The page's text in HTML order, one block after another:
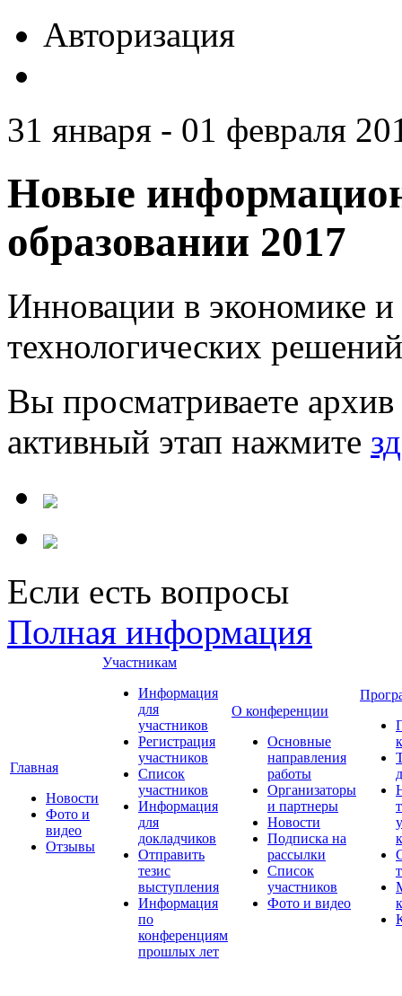
Авторизация
31 января - 01 февраля
Новые
образовании 2017
Инновации в экономике и
технологических
Вы просматриваете
активный этап нажмите
Если есть вопросы
Полная информация
Главная
Новости
Фото и
видео
Отзывы
Участникам
Информация
для
участников
Регистрация
участников
Список
участников
Информация
для
докладчиков
Отправить
тезис
выступления
Информация
по
конференциям
прошлых лет
О конференции
Основные
направления
работы
Организаторы
и партнеры
Новости
Подписка на
рассылки
Список
участников
Фото и видео